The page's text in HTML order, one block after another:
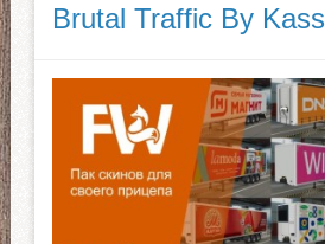
Brutal Traffic By Kass